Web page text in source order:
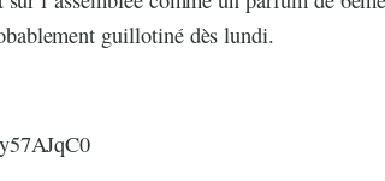
guillotiné dès lundi.